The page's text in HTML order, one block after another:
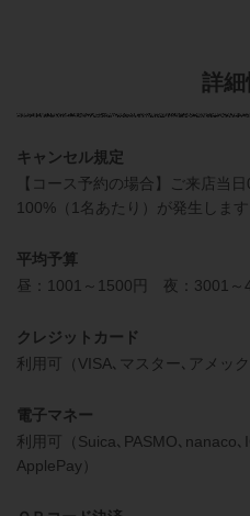
詳細
キャンセル規定
【コース予約の場合】ご来店当
100%（1名あたり）が発生します
平均予算
昼：1001～1500円 夜：3001～
クレジットカード
利用可（VISA､マスター､アメッ
電子マネー
利用可（Suica､PASMO､nanaco､
ApplePay）